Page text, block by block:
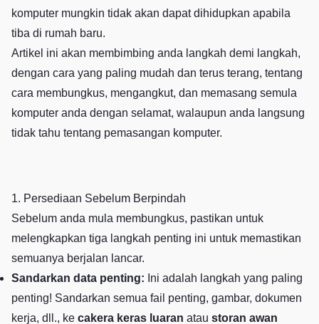
komputer mungkin tidak akan dapat dihidupkan apabila
tiba di rumah baru.
Artikel ini akan membimbing anda langkah demi langkah,
dengan cara yang paling mudah dan terus terang, tentang
cara membungkus, mengangkut, dan memasang semula
komputer anda dengan selamat, walaupun anda langsung
tidak tahu tentang pemasangan komputer.
1. Persediaan Sebelum Berpindah
Sebelum anda mula membungkus, pastikan untuk
melengkapkan tiga langkah penting ini untuk memastikan
semuanya berjalan lancar.
Sandarkan data penting: Ini adalah langkah yang paling
penting! Sandarkan semua fail penting, gambar, dokumen
kerja, dll., ke cakera keras luaran atau storan awan